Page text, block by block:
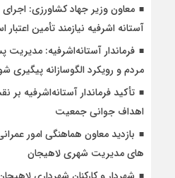
معاون وزیر جهاد کشاورزی:
آستانه اشرفیه نیازمند تأمین
فرماندار آستانه‌اشرفیه: مدیریت
مردم و رویکرد الگوسازانه پیگیری
تأکید فرماندار آستانه‌اشرفیه
اهداف جوانی جمعیت
بازدید معاون هماهنگی امور
های مدیریت شهری لاهیجان